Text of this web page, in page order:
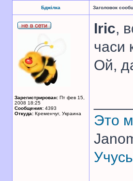
Бджілка Заголовок
Зарегистрирован: Пт фев 15,
2008 18:25
Сообщения: 4393
Откуда: Кременчуг, Украина
Iric,
часи
Ой,
Это